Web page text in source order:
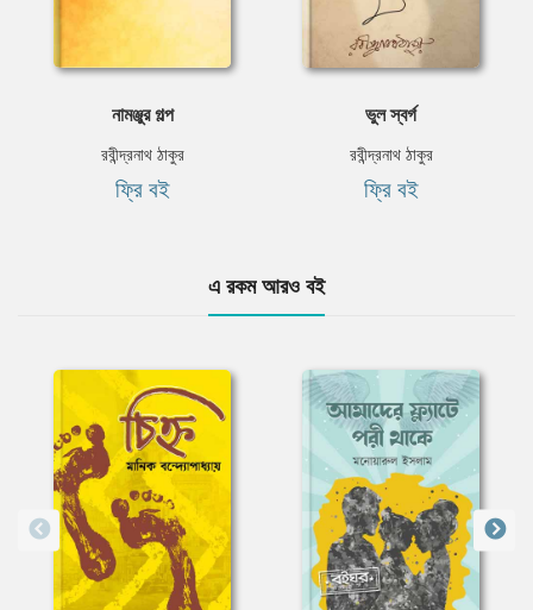
নামঞ্জুর গল্প
রবীন্দ্রনাথ ঠাকুর
ফ্রি বই
ভুল স্বর্গ
রবীন্দ্রনাথ ঠাকুর
ফ্রি বই
এ রকম আরও বই